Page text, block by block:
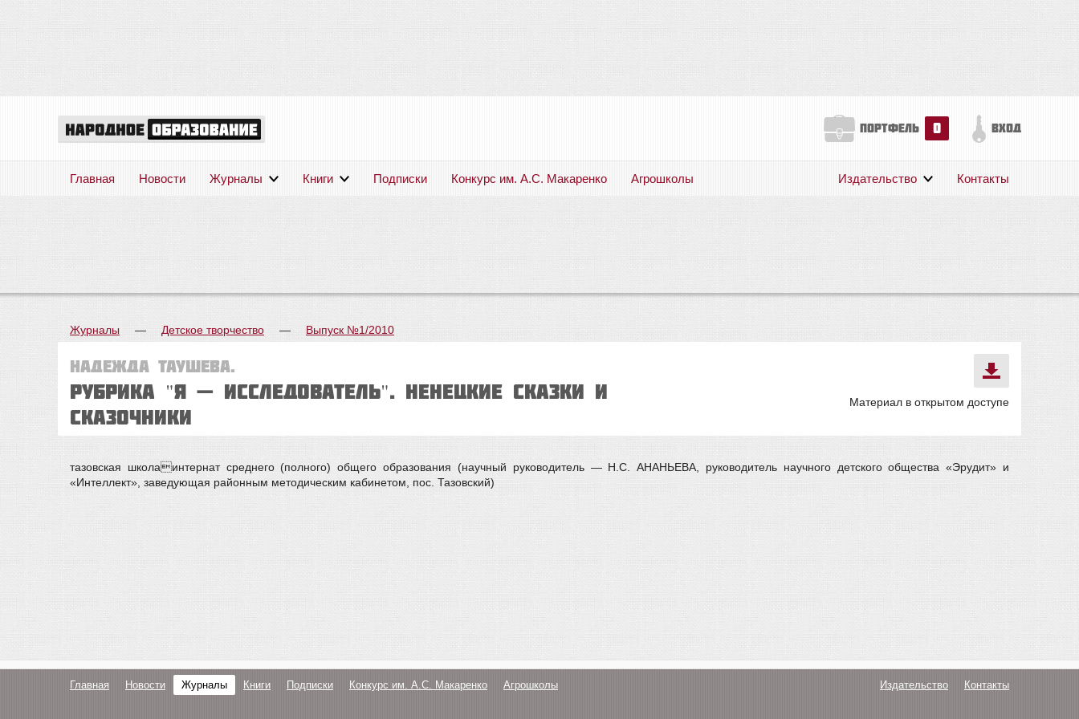
портфель 0 вход
Главная Новости Журналы Книги Подписки Конкурс им. А.С. Макаренко Агрошколы Издательство Контакты
Журналы — Детское творчество — Выпуск №1/2010
Надежда ТАУШЕВА.
Рубрика "Я — ИССЛЕДОВАТЕЛЬ". НЕНЕЦКИЕ СКАЗКИ И
СКАЗОЧНИКИ
Материал в открытом доступе
тазовская школаинтернат среднего (полного) общего образования (научный руководитель — Н.С. АНАНЬЕВА, руководитель научного детского общества «Эрудит» и
«Интеллект», заведующая районным методическим кабинетом, пос. Тазовский)
Главная Новости Журналы Книги Подписки Конкурс им. А.С. Макаренко Агрошколы Издательство Контакты